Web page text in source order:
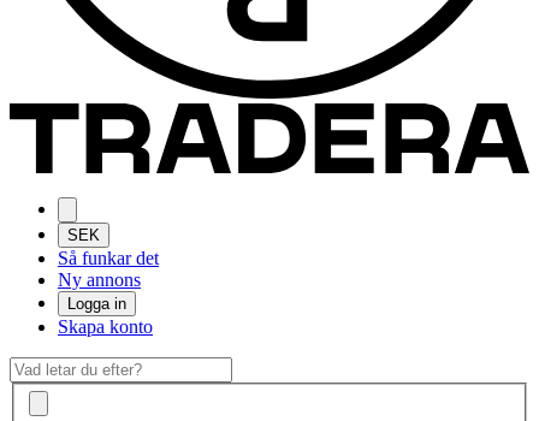
SEK
Så funkar det
Ny annons
Logga in
Skapa konto